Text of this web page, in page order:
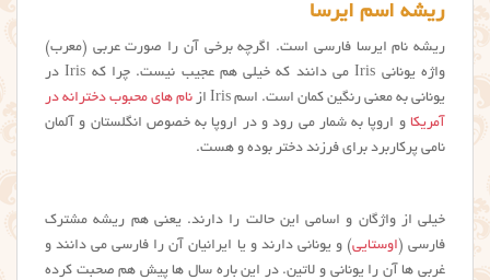
ریشه اسم ایرسا
ریشه نام ایرسا فارسی است. اگرچه برخی آن را صورت عربی (معرب)
واژه یونانی Iris می دانند که خیلی هم عجیب نیست. چرا که Iris در
یونانی به معنی رنگین کمان است. اسم Iris از
نام های محبوب دخترانه در
آمریکا و اروپا به شمار می رود و در اروپا به خصوص انگلستان و آلمان
نامی پرکاربرد برای فرزند دختر بوده و هست.
خیلی از واژگان و اسامی این حالت را دارند. یعنی هم ریشه مشترک
فارسی (اوستایی) و یونانی دارند و یا ایرانیان آن را فارسی می دانند و
غربی ها آن را یونانی و لاتین. در این باره سال ها پیش هم صحبت کرده